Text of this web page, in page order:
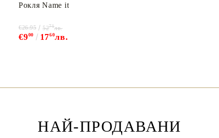
Рокля Name it
€900 1760лв.
€26.95 5271лв.
НАЙ-ПРОДАВАНИ